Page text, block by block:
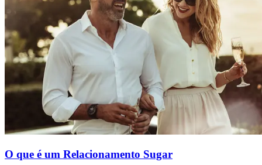
O que é um Relacionamento Sugar